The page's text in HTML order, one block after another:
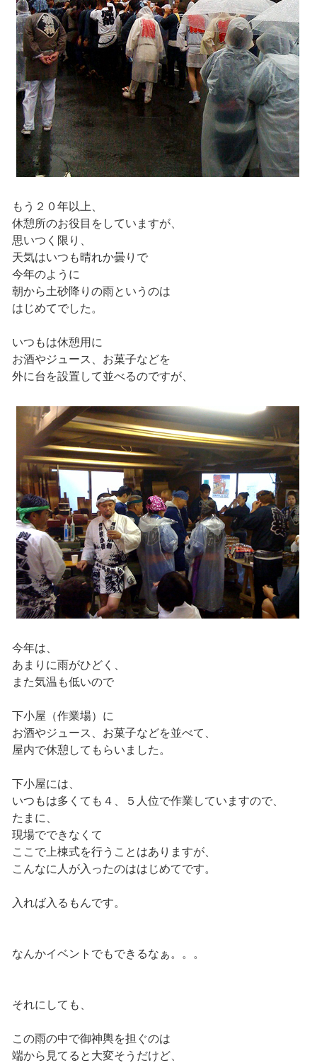
もう２０年以上、
休憩所のお役目をしていますが、
思いつく限り、
天気はいつも晴れか曇りで
今年のように
朝から土砂降りの雨というのは
はじめてでした。
いつもは休憩用に
お酒やジュース、お菓子などを
外に台を設置して並べるのですが、
今年は、
あまりに雨がひどく、
また気温も低いので
下小屋（作業場）に
お酒やジュース、お菓子などを並べて、
屋内で休憩してもらいました。
下小屋には、
いつもは多くても４、５人位で作業していますので、
たまに、
現場でできなくて
ここで上棟式を行うことはありますが、
こんなに人が入ったのははじめてです。
入れば入るもんです。
なんかイベントでもできるなぁ。。。
それにしても、
この雨の中で御神輿を担ぐのは
端から見てると大変そうだけど、